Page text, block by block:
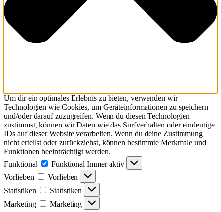
Um dir ein optimales Erlebnis zu bieten, verwenden wir
Technologien wie Cookies, um Geräteinformationen zu speichern
und/oder darauf zuzugreifen. Wenn du diesen Technologien
zustimmst, können wir Daten wie das Surfverhalten oder eindeutige
IDs auf dieser Website verarbeiten. Wenn du deine Zustimmung
nicht erteilst oder zurückziehst, können bestimmte Merkmale und
Funktionen beeinträchtigt werden.
Funktional
Funktional Immer aktiv
Vorlieben
Vorlieben
Statistiken
Statistiken
Marketing
Marketing